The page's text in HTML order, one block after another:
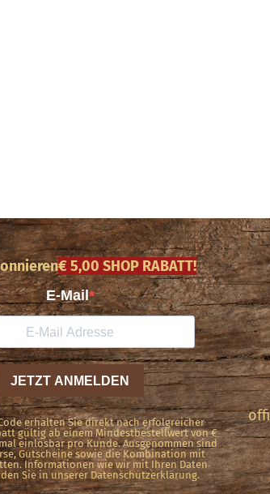
€ 5,00 SHOP RABATT!
erhalten Sie direkt nach erfolgreicher
gültig ab einem Mindestbestellwert von €
einlösbar pro Kunde. Ausgenommen sind
Gutscheine sowie die Kombination mit
Informationen wie wir mit Ihren Daten
Sie in unserer Datenschutzerklärung.